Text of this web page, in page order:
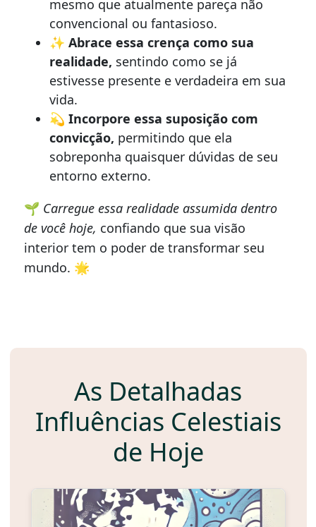
mesmo que atualmente pareça não
convencional ou fantasioso.
✨ Abrace essa crença como sua
realidade, sentindo como se já
estivesse presente e verdadeira em sua
vida.
💫 Incorpore essa suposição com
convicção, permitindo que ela
sobreponha quaisquer dúvidas de seu
entorno externo.
🌱 Carregue essa realidade assumida dentro
de você hoje, confiando que sua visão
interior tem o poder de transformar seu
mundo. 🌟
As Detalhadas
Influências Celestiais
de Hoje